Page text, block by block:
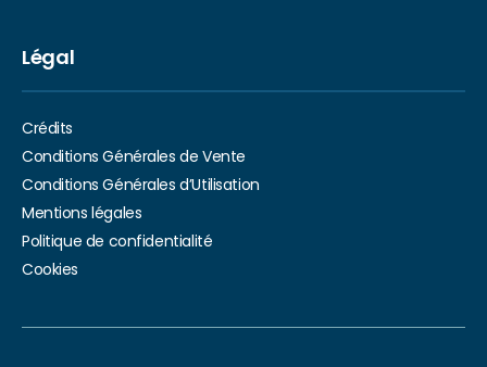
Légal
Crédits
Conditions Générales de Vente
Conditions Générales d’Utilisation
Mentions légales
Politique de confidentialité
Cookies